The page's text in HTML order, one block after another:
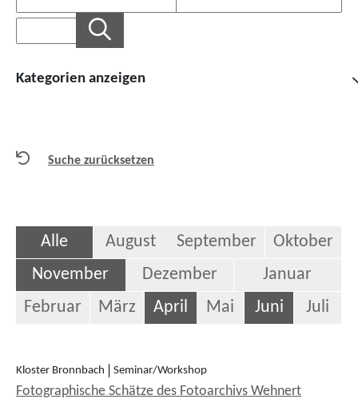
Kategorien anzeigen
Suche zurücksetzen
Alle August September
Oktober
November
Dezember
Januar
Februar
März April Mai Juni Juli
Kloster Bronnbach Seminar/Workshop
Fotographische Schätze des Fotoarchivs Wehnert